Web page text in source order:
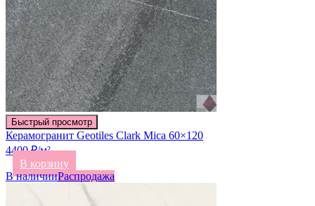
Быстрый просмотр
Керамогранит Geotiles Clark Mica 60×120
4400 ₽/м²
В корзину
В наличииРаспродажа